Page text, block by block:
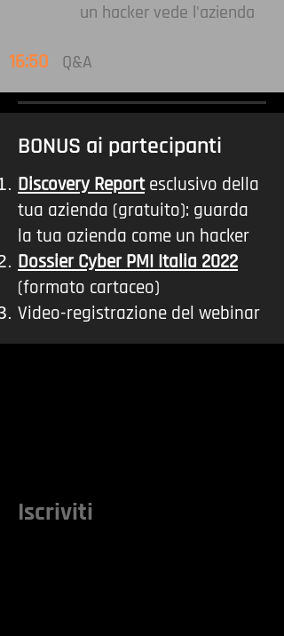
un hacker vede l'azienda
16:50 Q&A
BONUS ai partecipanti
Discovery Reportesclusivo della
tua azienda (gratuito): guarda
la tua azienda come un hacker
Dossier Cyber PMI Italia 2022
(formato cartaceo)
Video-registrazione del webinar
Iscriviti